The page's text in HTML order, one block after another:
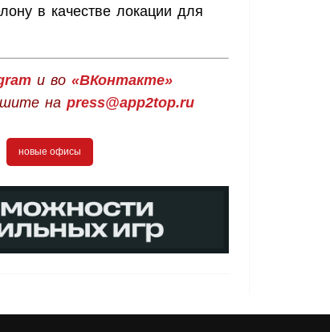
в качестве локации для
и во «ВКонтакте»
на press@app2top.ru
новые офисы